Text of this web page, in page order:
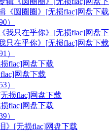
《圆圈圈》[无损flac]网盘下载
）
只在乎你》[无损flac]网盘下载
）
网盘下载
）
flac]网盘下载
）